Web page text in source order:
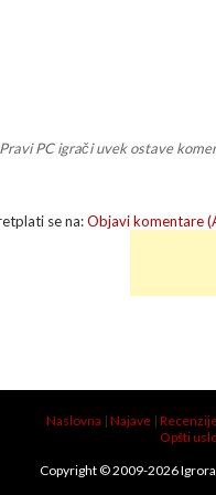
Pravi PC igrači uvek ostave
se na:Objavi komentare
Naslovna | Najave|
Opšti
Copyright © 2009-2026